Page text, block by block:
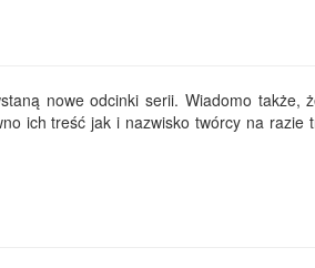
nowe odcinki serii. Wiadomo także,
ich treść jak i nazwisko twórcy na razie